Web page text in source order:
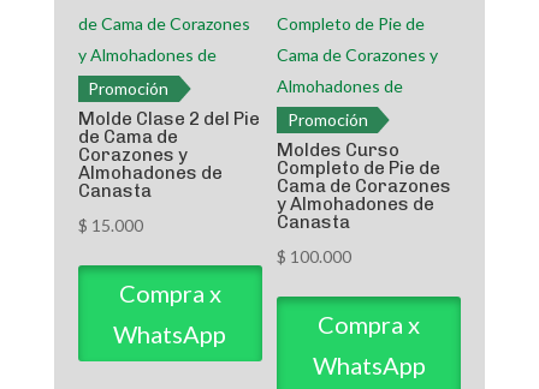
cantidad
Promoción
Molde Clase 2 del Pie
de Cama de
Corazones y
Almohadones de
Canasta
$ 15.000
Compra x
WhatsApp
Promoción
Moldes Curso
Completo de Pie de
Cama de Corazones
y Almohadones de
Canasta
$ 100.000
Compra x
WhatsApp